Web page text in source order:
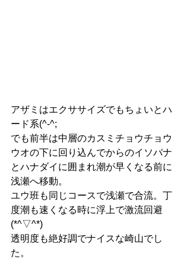
アザミはエクササイズでもちょいとハ
ード系(^-^;
でも前半は中層のカスミチョウチョウ
ウオの下に回り込んでからのイソバナ
とハナダイに囲まれ潮が早くなる前に
浅瀬へ移動。
ユウ班も同じコースで浅瀬で合流。丁
度潮も速くなる時に浮上で激流回避
(*^▽^*)
透明度も絶好調でナイスな崎山でし
た。